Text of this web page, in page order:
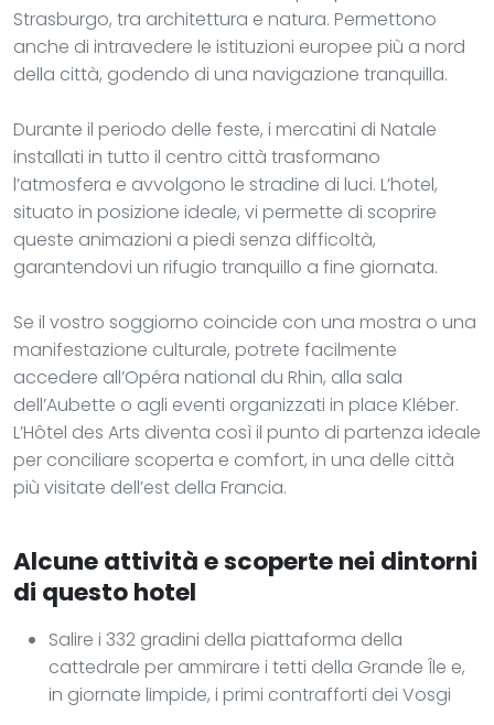
Strasburgo, tra architettura e natura. Permettono
anche di intravedere le istituzioni europee più a nord
della città, godendo di una navigazione tranquilla.
Durante il periodo delle feste, i mercatini di Natale
installati in tutto il centro città trasformano
l’atmosfera e avvolgono le stradine di luci. L’hotel,
situato in posizione ideale, vi permette di scoprire
queste animazioni a piedi senza difficoltà,
garantendovi un rifugio tranquillo a fine giornata.
Se il vostro soggiorno coincide con una mostra o una
manifestazione culturale, potrete facilmente
accedere all’Opéra national du Rhin, alla sala
dell’Aubette o agli eventi organizzati in place Kléber.
L’Hôtel des Arts diventa così il punto di partenza ideale
per conciliare scoperta e comfort, in una delle città
più visitate dell’est della Francia.
Alcune attività e scoperte nei dintorni
di questo hotel
Salire i 332 gradini della piattaforma della
cattedrale per ammirare i tetti della Grande Île e,
in giornate limpide, i primi contrafforti dei Vosgi